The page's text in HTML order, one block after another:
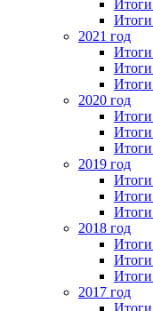
Итоги
2021 год
Итоги
Итоги
2020 год
Итоги
Итоги
2019 год
Итоги
Итоги
2018 год
Итоги
Итоги
2017 год